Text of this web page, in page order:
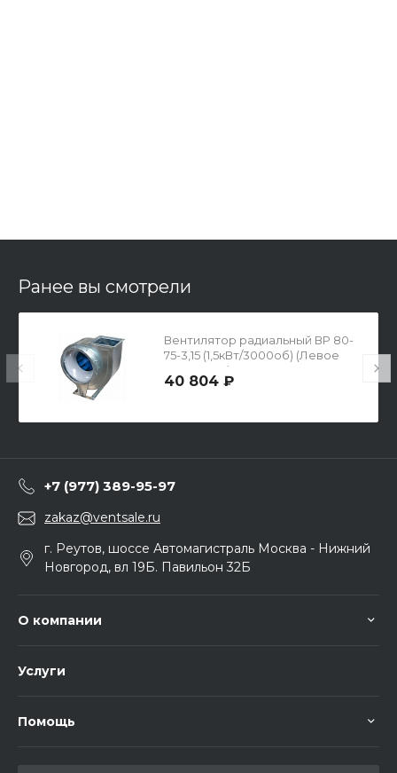
Ранее вы смотрели
Вентилятор радиальный ВР 80-
75-3,15 (1,5кВт/3000об) (Левое
вращение)
40 804 ₽
+7 (977) 389-95-97
zakaz@ventsale.ru
г. Реутов, шоссе Автомагистраль Москва - Нижний
Новгород, вл 19Б. Павильон 32Б
О компании
Услуги
Помощь